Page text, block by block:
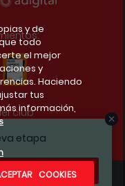
etapa
club
y de
todo
el mejor
y
Haciendo
tus
información,
COOKIES